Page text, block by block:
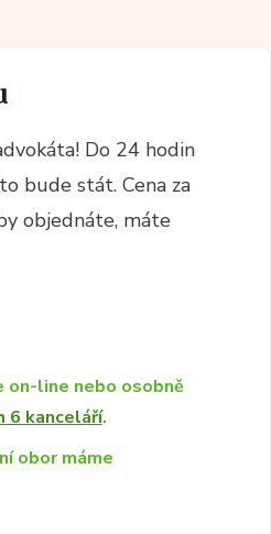
Do 24 hodin
bude stát. Cena za
objednáte, máte
on-line nebo osobně
6 kanceláří.
obor máme